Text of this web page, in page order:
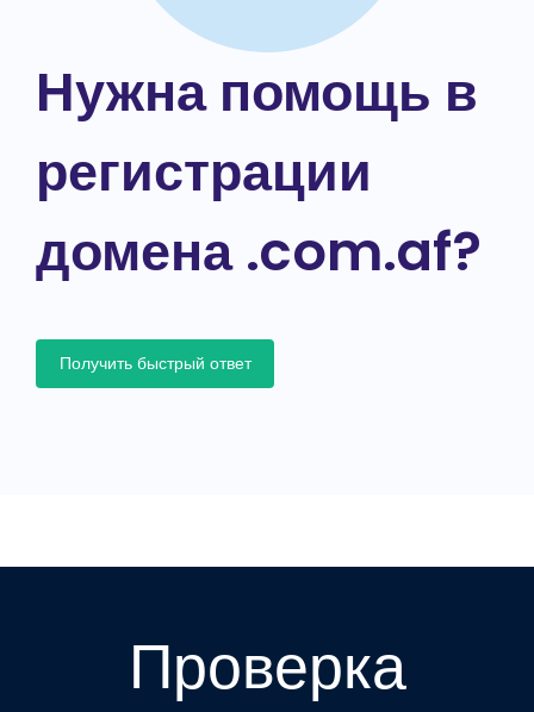
Нужна помощь в
регистрации
домена .com.af?
Получить быстрый ответ
Проверка